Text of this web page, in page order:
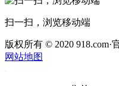
扫一扫，浏览移动端
版权所有 © 2020
网站地图